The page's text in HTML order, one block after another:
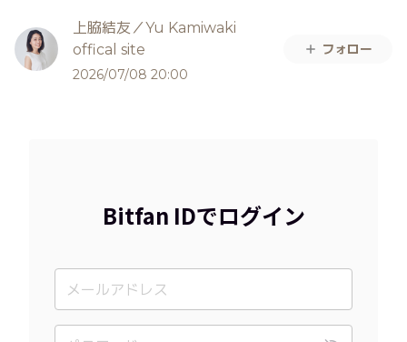
上脇結友／Yu Kamiwaki
offical site
2026/07/08 20:00
フォロー
Bitfan IDでログイン